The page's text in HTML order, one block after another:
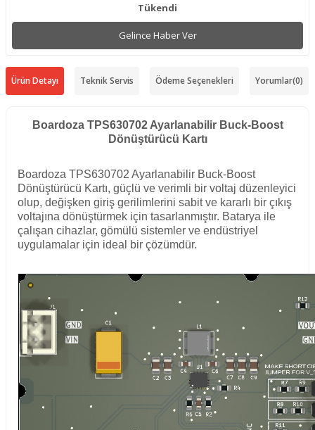
Tükendi
Gelince Haber Ver
Ürün Detayı Teknik Servis Ödeme Seçenekleri Yorumlar(0)
Boardoza TPS630702 Ayarlanabilir Buck-Boost
Dönüştürücü Kartı
Boardoza TPS630702 Ayarlanabilir Buck-Boost
Dönüştürücü Kartı, güçlü ve verimli bir voltaj düzenleyici
olup, değişken giriş gerilimlerini sabit ve kararlı bir çıkış
voltajına dönüştürmek için tasarlanmıştır. Batarya ile
çalışan cihazlar, gömülü sistemler ve endüstriyel
uygulamalar için ideal bir çözümdür.